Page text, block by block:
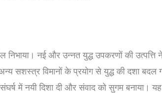
निभाया। नई और उन्नत युद्ध उपकरणों की उत्पत्ति
सशस्त्र विमानों के प्रयोग से युद्ध की दशा बदल
में नयी दिशा दी और संवाद को सुगम बनाया।